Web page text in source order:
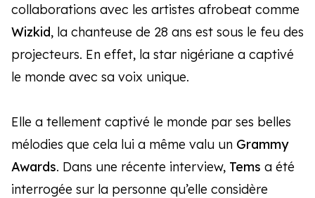
collaborations avec les artistes afrobeat comme
Wizkid, la chanteuse de 28 ans est sous le feu des
projecteurs. En effet, la star nigériane a captivé
le monde avec sa voix unique.
Elle a tellement captivé le monde par ses belles
mélodies que cela lui a même valu un Grammy
Awards. Dans une récente interview, Tems a été
interrogée sur la personne qu’elle considère